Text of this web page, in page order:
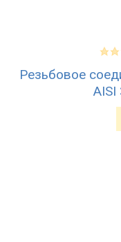
Резьбовое